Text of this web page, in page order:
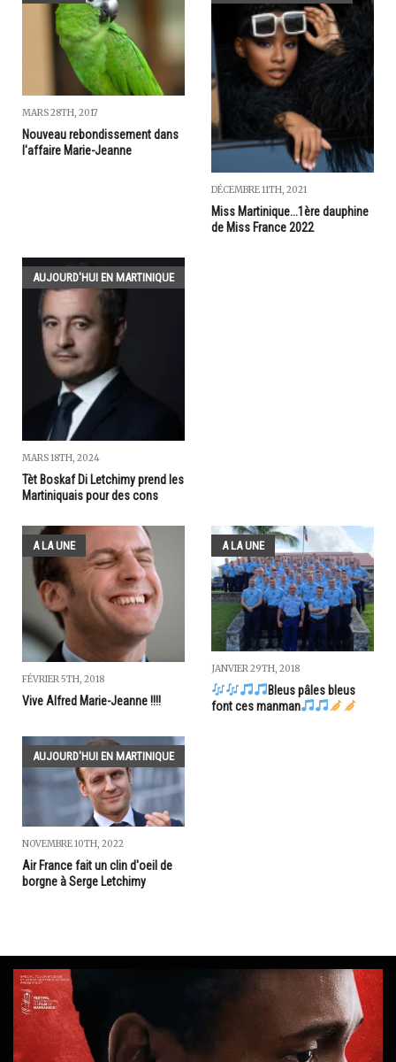
MARS 28TH, 2017
Nouveau rebondissement dans
l'affaire Marie-Jeanne
DÉCEMBRE 11TH, 2021
Miss Martinique...1ère dauphine
de Miss France 2022
AUJOURD'HUI EN MARTINIQUE
MARS 18TH, 2024
Tèt Boskaf Di Letchimy prend les
Martiniquais pour des cons
A LA UNE
FÉVRIER 5TH, 2018
Vive Alfred Marie-Jeanne !!!!
A LA UNE
JANVIER 29TH, 2018
Bleus pâles bleus
font ces manman
AUJOURD'HUI EN MARTINIQUE
NOVEMBRE 10TH, 2022
Air France fait un clin d'oeil de
borgne à Serge Letchimy